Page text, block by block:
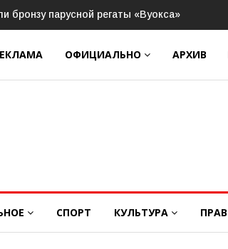
завоевала титул чемпиона
ОФИЦИАЛЬНО АРХИВ
СПОРТ КУЛЬТУРА